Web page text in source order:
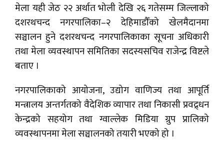
मेला यही जेठ २२ अर्थात भोली देखि २६ गतेसम्म जिल्लाको
दशरथचन्द नगरपालिका–२ देहिमाडौँको खेलमैदानमा
सञ्चालन हुने दशरथचन्द नगरपालिकाका सूचना अधिकारी
तथा मेला व्यवस्थापन समितिका सदस्यसचिव राजेन्द्र विष्टले
बताए ।
नगरपालिकाको आयोजना, उद्योग वाणिज्य तथा आपूर्ति
मन्त्रालय अन्तर्गतको वैदेशिक व्यापार तथा निकासी प्रवद्र्धन
केन्द्रको सहयोग तथा ग्वाल्लेक मिडिया ग्रुप प्रालिको
व्यवस्थापनमा मेला सञ्चालनको तयारी भएको हो ।